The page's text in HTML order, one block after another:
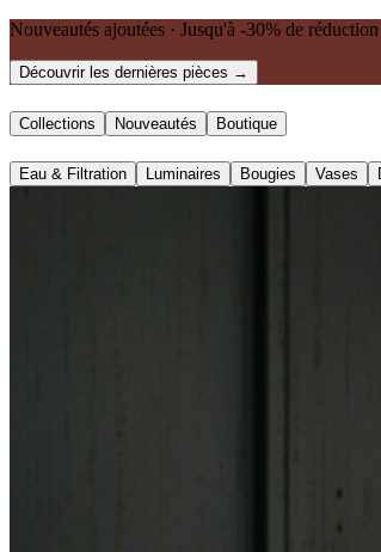
Nouveautés ajoutées · Jusqu'à -30% de réduction
Découvrir les dernières pièces →
Collections Nouveautés Boutique
Eau & Filtration Luminaires Bougies Vases